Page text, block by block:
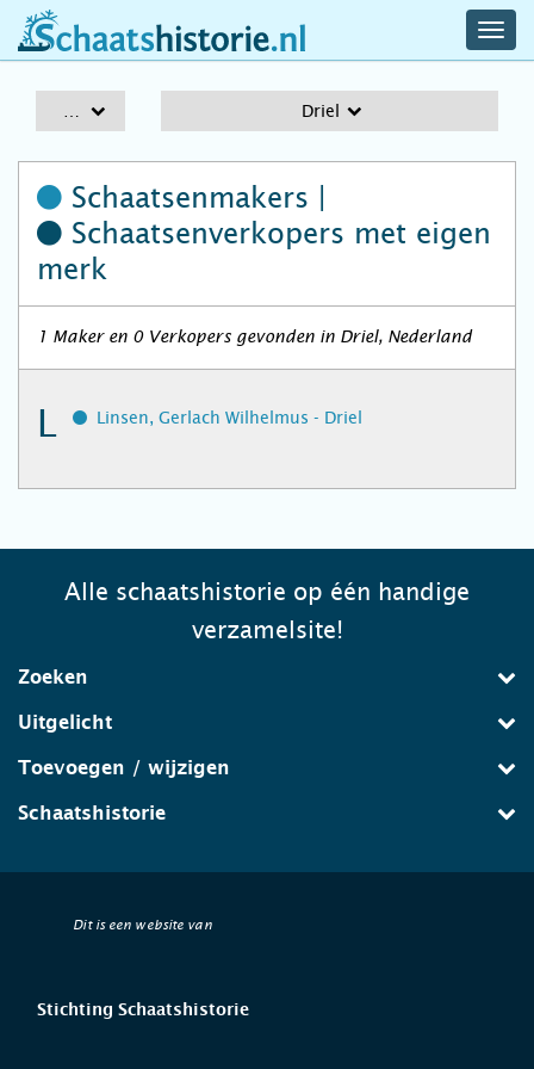
schaatshistorie.nl
Driel
Schaatsenmakers |
Schaatsenverkopers met eigen
merk
1 Maker en 0 Verkopers gevonden in Driel, Nederland
L Linsen, Gerlach Wilhelmus - Driel
Alle schaatshistorie op één handige
verzamelsite!
Zoeken
Uitgelicht
Toevoegen / wijzigen
Schaatshistorie
Dit is een website van
Stichting Schaatshistorie